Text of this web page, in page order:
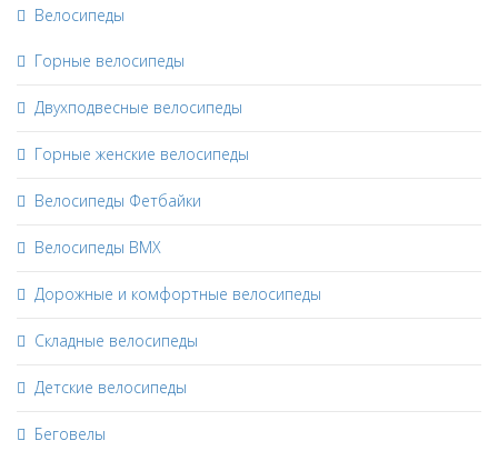
Велосипеды
Горные велосипеды
Двухподвесные велосипеды
Горные женские велосипеды
Велосипеды Фетбайки
Велосипеды BMX
Дорожные и комфортные велосипеды
Складные велосипеды
Детские велосипеды
Беговелы